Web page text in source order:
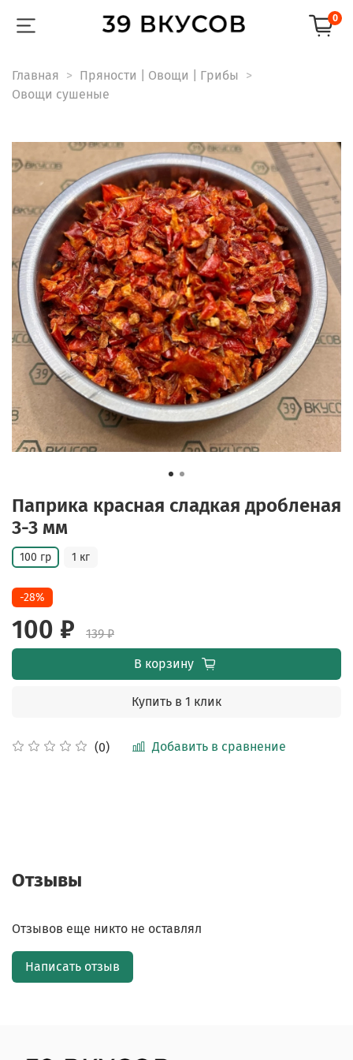
0
Главная
Пряности | Овощи | Грибы
Овощи сушеные
Паприка красная сладкая дробленая
3-3 мм
(0) Добавить в сравнение
100 гр 1 кг
-28%
100 ₽
139 ₽
В корзину
Купить в 1 клик
Отзывы
Отзывов еще никто не оставлял
Написать отзыв